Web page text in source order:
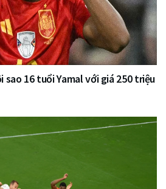
16 tuổi Yamal với giá 250 triệu